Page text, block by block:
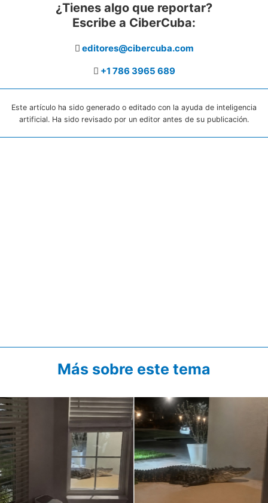
¿Tienes algo que reportar?
Escribe a CiberCuba:
editores@cibercuba.com
+1 786 3965 689
Este artículo ha sido generado o editado con la ayuda de inteligencia
artificial. Ha sido revisado por un editor antes de su publicación.
Más sobre este tema